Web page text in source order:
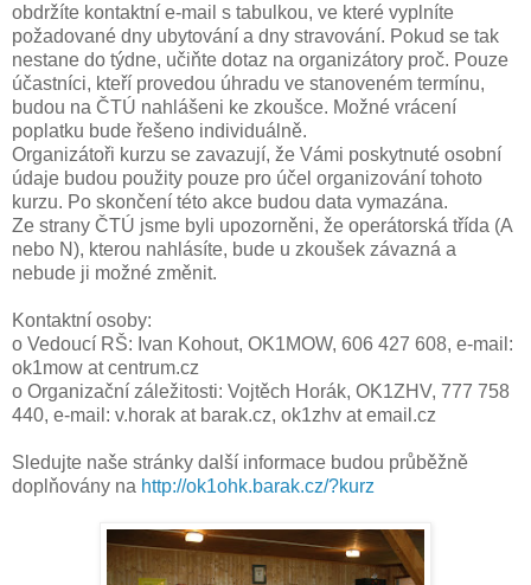
obdržíte kontaktní e-mail s tabulkou, ve které vyplníte
požadované dny ubytování a dny stravování. Pokud se tak
nestane do týdne, učiňte dotaz na organizátory proč. Pouze
účastníci, kteří provedou úhradu ve stanoveném termínu,
budou na ČTÚ nahlášeni ke zkoušce. Možné vrácení
poplatku bude řešeno individuálně.
Organizátoři kurzu se zavazují, že Vámi poskytnuté osobní
údaje budou použity pouze pro účel organizování tohoto
kurzu. Po skončení této akce budou data vymazána.
Ze strany ČTÚ jsme byli upozorněni, že operátorská třída (A
nebo N), kterou nahlásíte, bude u zkoušek závazná a
nebude ji možné změnit.
Kontaktní osoby:
o Vedoucí RŠ: Ivan Kohout, OK1MOW, 606 427 608, e-mail:
ok1mow at centrum.cz
o Organizační záležitosti: Vojtěch Horák, OK1ZHV, 777 758
440, e-mail: v.horak at barak.cz, ok1zhv at email.cz
Sledujte naše stránky další informace budou průběžně
doplňovány na http://ok1ohk.barak.cz/?kurz